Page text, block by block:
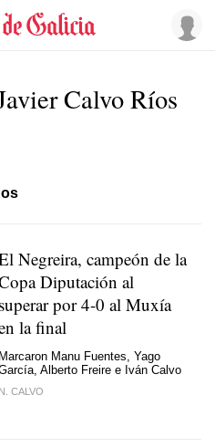
Calvo Ríos
Negreira, campeón de la
Diputación al
superar por 4-0 al Muxía
la final
Marcaron Manu Fuentes, Yago
Alberto Freire e Iván Calvo
N. CALVO